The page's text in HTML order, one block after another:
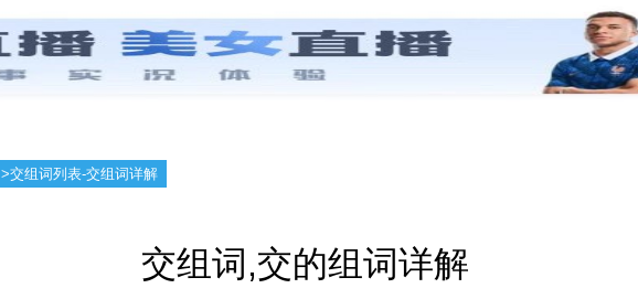
>交组词列表-交组词详解
交组词,交的组词详解